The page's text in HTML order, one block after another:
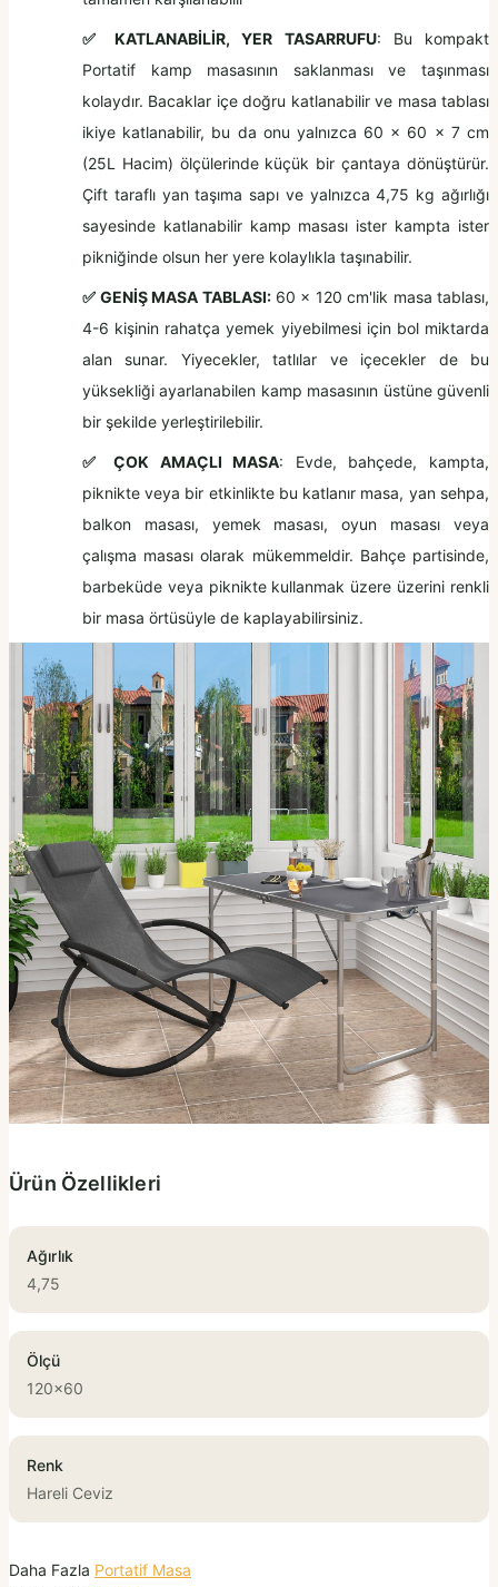
✅ KATLANABİLİR, YER TASARRUFU: Bu kompakt
Portatif kamp masasının saklanması ve taşınması
kolaydır. Bacaklar içe doğru katlanabilir ve masa tablası
ikiye katlanabilir, bu da onu yalnızca 60 x 60 x 7 cm
(25L Hacim) ölçülerinde küçük bir çantaya dönüştürür.
Çift taraflı yan taşıma sapı ve yalnızca 4,75 kg ağırlığı
sayesinde katlanabilir kamp masası ister kampta ister
pikniğinde olsun her yere kolaylıkla taşınabilir.
✅ GENİŞ MASA TABLASI:60 x 120 cm'lik masa tablası,
4-6 kişinin rahatça yemek yiyebilmesi için bol miktarda
alan sunar. Yiyecekler, tatlılar ve içecekler de bu
yüksekliği ayarlanabilen kamp masasının üstüne güvenli
bir şekilde yerleştirilebilir.
✅ ÇOK AMAÇLI MASA: Evde, bahçede, kampta,
piknikte veya bir etkinlikte bu katlanır masa, yan sehpa,
balkon masası, yemek masası, oyun masası veya
çalışma masası olarak mükemmeldir. Bahçe partisinde,
barbeküde veya piknikte kullanmak üzere üzerini renkli
bir masa örtüsüyle de kaplayabilirsiniz.
Ürün Özellikleri
Ağırlık
4,75
Ölçü
120x60
Renk
Hareli Ceviz
Daha Fazla Portatif Masa